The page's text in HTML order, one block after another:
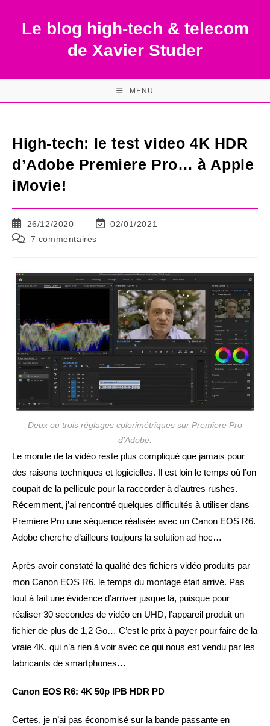
contentLe blog high-tech & telecom
de Xavier Studer
MENU
High-tech: le test video 4K HDR
d’Adobe Premiere Pro… à Apple
iMovie!
Publication
publiée :
26/12/2020
Dernière
02/01/2021
Commentaires
publication :
7 commentaires
Deux ou trois réglages colorimétriques sur Premiere Pro
d’Adobe.
Le monde de la vidéo reste plus compliqué que jamais pour
des raisons techniques et logicielles. Il est loin le temps où l’on
coupait de la pellicule pour la raccorder à d’autres rushes.
Récemment, j’ai rencontré quelques difficultés à utiliser dans
Premiere Pro une séquence réalisée avec un Canon EOS R6.
Adobe cherche d’ailleurs toujours la solution ad hoc…
Après avoir constaté la qualité des fichiers vidéo produits par
mon Canon EOS R6, le temps du montage était arrivé. Pas
tout à fait une évidence d’arriver jusque là, puisque pour
réaliser 30 secondes de vidéo en UHD, l’appareil produit un
fichier de plus de 1,2 Go… C’est le prix à payer pour faire de la
vraie 4K, qui n’a rien à voir avec ce qui nous est vendu par les
fabricants de smartphones…
Canon EOS R6: 4K 50p IPB HDR PD
Certes, je n’ai pas économisé sur la bande passante en